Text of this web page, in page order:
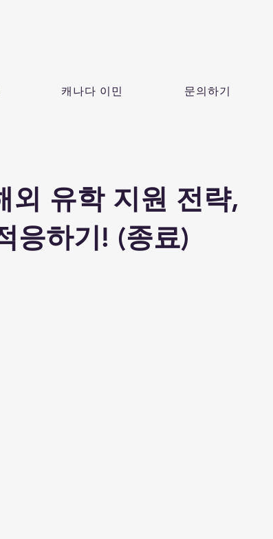
캐나다 이민 문의하기
외 유학 지원 전략,
응하기! (종료)